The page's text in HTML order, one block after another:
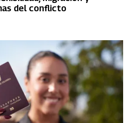
del conflicto